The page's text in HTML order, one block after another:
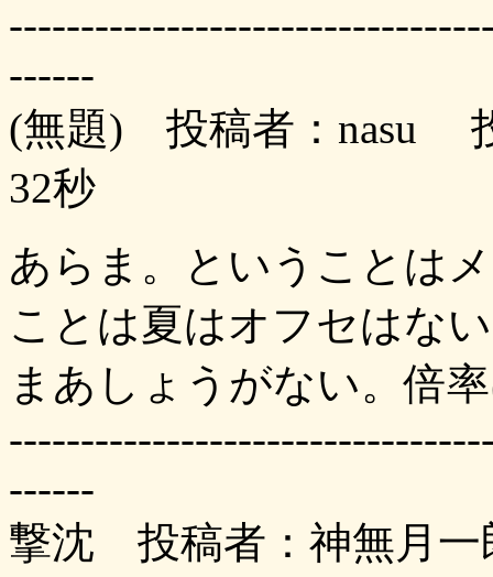
------
(無題) 投稿者：nasu
32秒
あらま。ということは
ことは夏はオフセはな
まあしょうがない。倍
------
撃沈 投稿者：神無月